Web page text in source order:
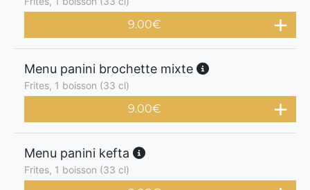
9.00€
Menu panini brochette mixte
Frites, 1 boisson (33 cl)
9.00€
Menu panini kefta
Frites, 1 boisson (33 cl)